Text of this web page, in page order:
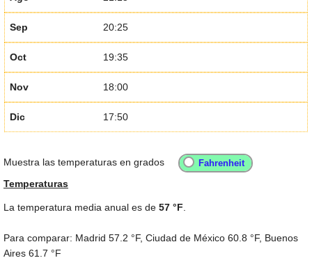
Sep 20:25
Oct 19:35
Nov 18:00
Dic 17:50
Muestra las temperaturas en grados
Temperaturas
La temperatura media anual es de 57 °F
Para comparar: Madrid 57.2 °F, Ciudad de México 60.8 °F, Buenos
Aires 61.7 °F